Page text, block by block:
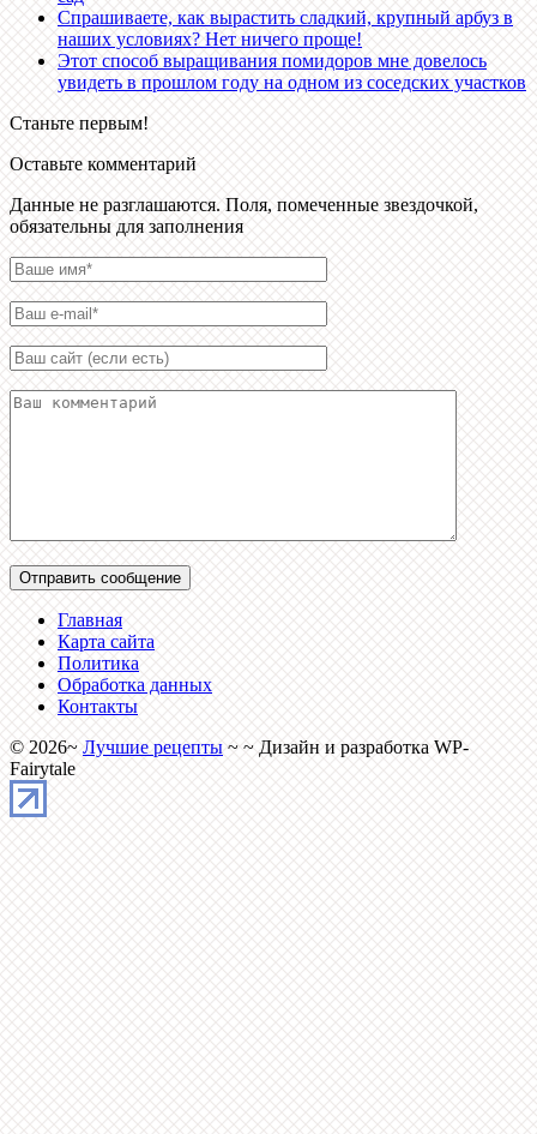
Спрашиваете, как вырастить сладкий, крупный арбуз в
наших условиях? Нет ничего проще!
Этот способ выращивания помидоров мне довелось
увидеть в прошлом году на одном из соседских участков
Станьте первым!
Оставьте комментарий
Данные не разглашаются. Поля, помеченные звездочкой,
обязательны для заполнения
Главная
Карта сайта
Политика
Обработка данных
Контакты
© 2026~Лучшие рецепты~ ~ Дизайн и разработка WP-
Fairytale